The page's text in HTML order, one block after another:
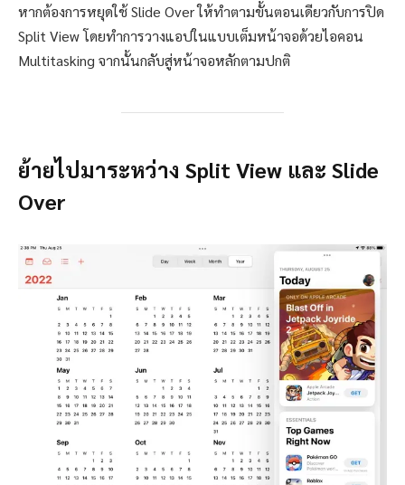
หากต้องการหยุดใช้ Slide Over ให้ทำตามขั้นตอนเดียวกับการปิด
Split View โดยทำการวางแอปในแบบเต็มหน้าจอด้วยไอคอน
Multitasking จากนั้นกลับสู่หน้าจอหลักตามปกติ
ย้ายไปมาระหว่าง Split View และ Slide
Over